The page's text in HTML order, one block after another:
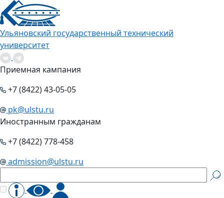
Ульяновский государственный технический
университет
Приемная кампания
+7 (8422) 43-05-05
pk@ulstu.ru
Иностранным гражданам
+7 (8422) 778-458
admission@ulstu.ru